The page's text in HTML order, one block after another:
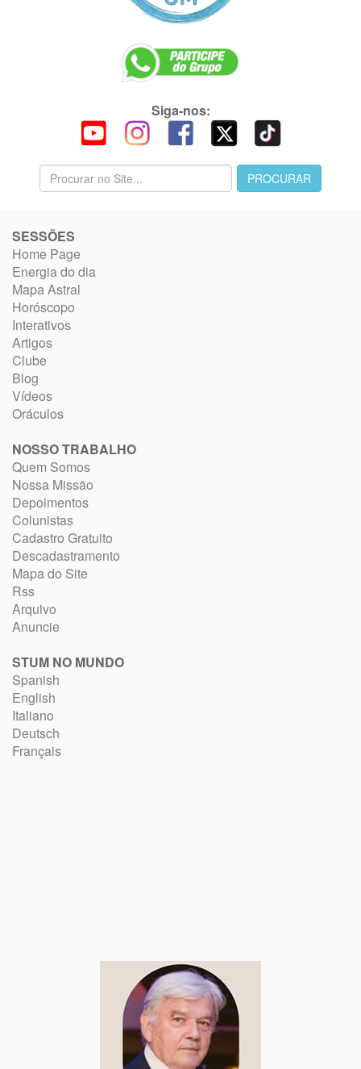
Siga-nos:
SESSÕES
Home Page
Energia do dia
Mapa Astral
Horóscopo
Interativos
Artigos
Clube
Blog
Vídeos
Oráculos
NOSSO TRABALHO
Quem Somos
Nossa Missão
Depoimentos
Colunistas
Cadastro Gratuito
Descadastramento
Mapa do Site
Rss
Arquivo
Anuncie
STUM NO MUNDO
Spanish
English
Italiano
Deutsch
Français